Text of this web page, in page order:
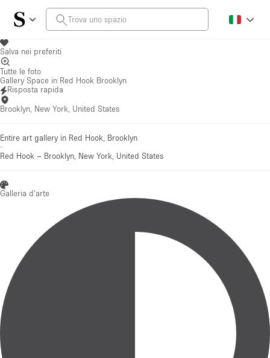
Salva nei preferiti
Tutte le foto
Gallery Space in Red Hook Brooklyn
Risposta rapida
Brooklyn, New York, United States
Entire art gallery in Red Hook, Brooklyn
·
Red Hook – Brooklyn, New York, United States
Galleria d'arte